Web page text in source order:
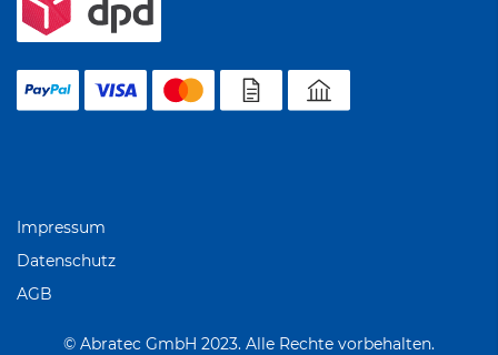
© Abratec GmbH 2023. Alle Rechte vorbehalten.
Impressum
Datenschutz
AGB